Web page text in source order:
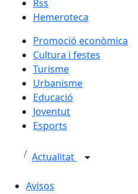
Rss
Hemeroteca
Promoció econòmica
Cultura i festes
Turisme
Urbanisme
Educació
Joventut
Esports
Actualitat
Avisos